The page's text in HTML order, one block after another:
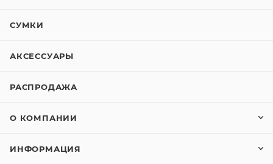
СУМКИ
АКСЕССУАРЫ
РАСПРОДАЖА
О КОМПАНИИ
ИНФОРМАЦИЯ